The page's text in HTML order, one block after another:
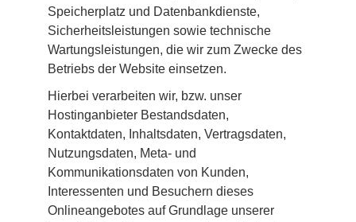
Speicherplatz und Datenbankdienste,
Sicherheitsleistungen sowie technische
Wartungsleistungen, die wir zum Zwecke des
Betriebs der Website einsetzen.
Hierbei verarbeiten wir, bzw. unser
Hostinganbieter Bestandsdaten,
Kontaktdaten, Inhaltsdaten, Vertragsdaten,
Nutzungsdaten, Meta- und
Kommunikationsdaten von Kunden,
Interessenten und Besuchern dieses
Onlineangebotes auf Grundlage unserer